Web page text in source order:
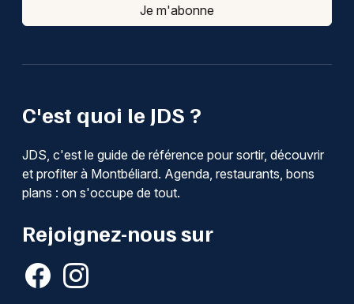
C'est quoi le JDS ?
JDS, c'est le guide de référence pour sortir, découvrir
et profiter à Montbéliard. Agenda, restaurants, bons
plans : on s'occupe de tout.
Rejoignez-nous sur
Je m'abonne